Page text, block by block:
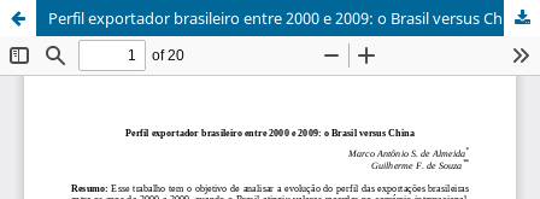
Perfil exportador brasileiro entre 2000 e 2009: o Brasil versus China